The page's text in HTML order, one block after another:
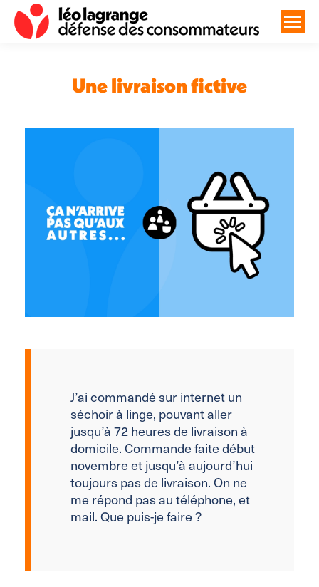
Une livraison fictive
J’ai commandé sur internet un
séchoir à linge, pouvant aller
jusqu’à 72 heures de livraison à
domicile. Commande faite début
novembre et jusqu’à aujourd’hui
toujours pas de livraison. On ne
me répond pas au téléphone, et
mail. Que puis-je faire ?